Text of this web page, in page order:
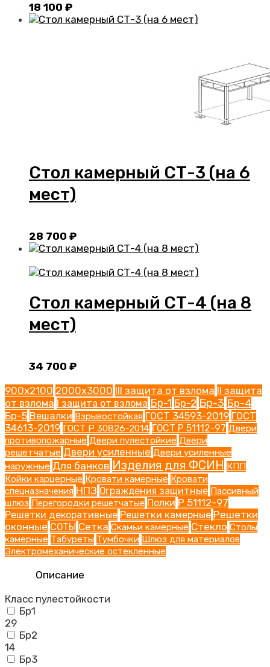
18 100 ₽
Стол камерный СТ-3 (на 6
мест)
28 700 ₽
Стол камерный СТ-4 (на 8
мест)
34 700 ₽
900х2100 2000х3000 III защита от взлома II защита
от взлома
I защита от взлома Бр-1 Бр-2 Бр-3 Бр-4
Бр-5 Вешалки Взрывостойкая ГОСТ 34593-2019 ГОСТ
34613-2019 ГОСТ Р 30826-2014 ГОСТ Р 51112-97 Двери
противопожарные Двери пулестойкие Двери
решетчатые Двери усиленные Двери усиленные
наружные Для банков Изделия для ФСИН
КПП
Койки карцерные Кровати камерные Кровати
спецназначения НПЗ Ограждения защитные Пассивный
шлюз Перегородки решетчатые Полки Р 51112-97
Решетки декоративные Решетки камерные Решетки
оконные СОТЫ Сетка Скамьи камерные Стекло Столы
камерные Табуреты Тумбочки Шлюз для материалов
Электромеханические остекленные
Описание
Класс пулестойкости
Бр1
29
Бр2
14
Бр3